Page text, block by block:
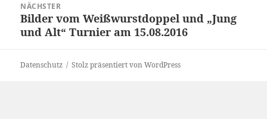
NÄCHSTER
Nächster
Beitrag:
Bilder vom Weißwurstdoppel und „Jung
und Alt“ Turnier am 15.08.2016
Datenschutz Stolz präsentiert von WordPress